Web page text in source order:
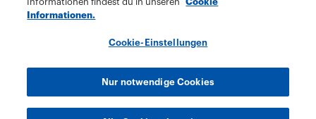
Informationen.
Cookie-Einstellungen
Nur notwendige Cookies